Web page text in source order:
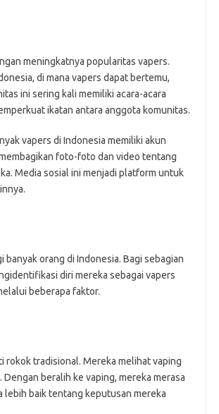
meningkatnya popularitas vapers.
di mana vapers dapat bertemu,
ini sering kali memiliki acara-acara
ikatan antara anggota komunitas.
vapers di Indonesia memiliki akun
foto-foto dan video tentang
Media sosial ini menjadi platform untuk
orang di Indonesia. Bagi sebagian
diri mereka sebagai vapers
beberapa faktor.
rokok tradisional. Mereka melihat vaping
beralih ke vaping, mereka merasa
lebih baik tentang keputusan mereka